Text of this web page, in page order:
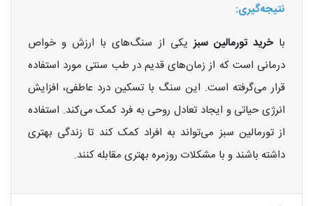
نتیجه‌گیری:
باخرید تورمالین سبز یکی از سنگ‌های با ارزش و خواص
درمانی است که از زمان‌های قدیم در طب سنتی مورد استفاده
قرار می‌گرفته است. این سنگ با تسکین درد عاطفی، افزایش
انرژی حیاتی و ایجاد تعادل روحی به فرد کمک می‌کند. استفاده
از تورمالین سبز می‌تواند به افراد کمک کند تا زندگی بهتری
داشته باشند و با مشکلات روزمره بهتری مقابله کنند.